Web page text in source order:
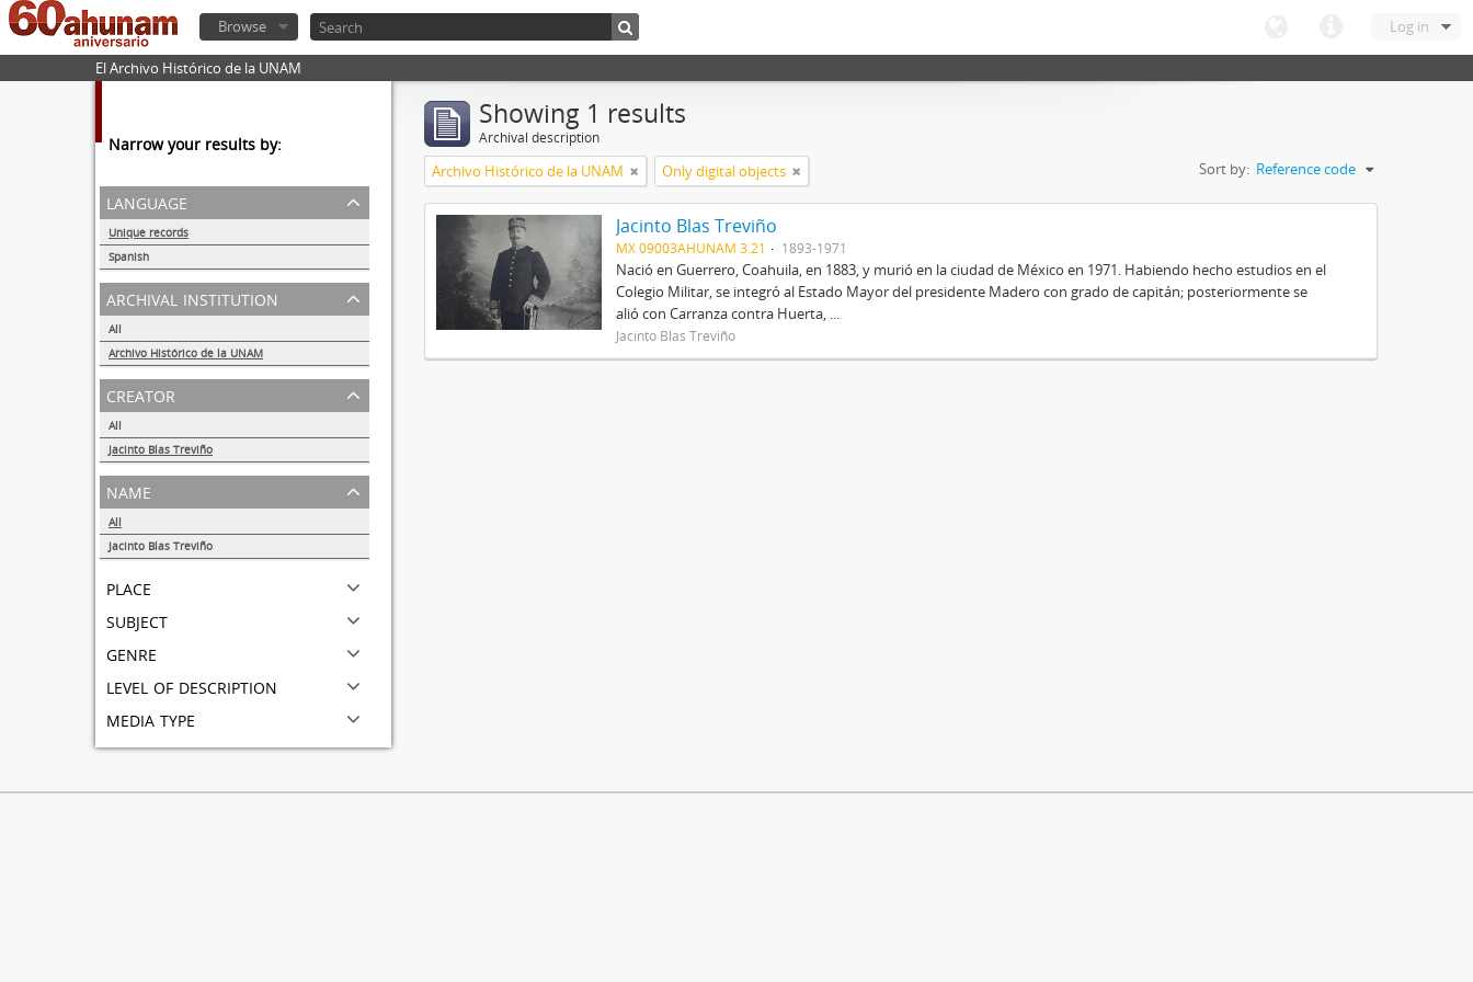
Log in
Browse
El Archivo Histórico de la UNAM
Narrow your results by:
language
Unique records
Spanish
1
archival institution
All
Archivo Histórico de la UNAM
1
creator
All
Jacinto Blas Treviño
1
name
All
Jacinto Blas Treviño
place
subject
genre
level of description
media type
Showing 1 results
Archival description
Archivo Histórico de la UNAM Only digital objects Sort by: Reference code
Jacinto Blas Treviño
MX 09003AHUNAM 3.21 1893-1971
Nació en Guerrero, Coahuila, en 1883, y murió en la ciudad de México en 1971. Habiendo hecho estudios en el
Colegio Militar, se integró al Estado Mayor del presidente Madero con grado de capitán; posteriormente se
alió con Carranza contra Huerta, ...
Jacinto Blas Treviño